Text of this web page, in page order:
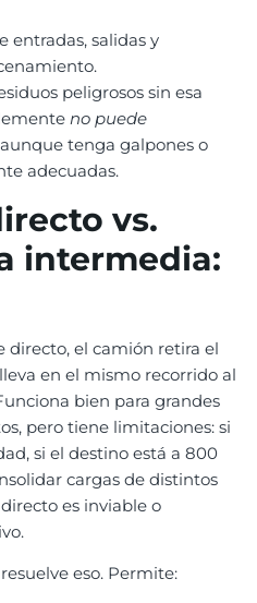
entradas, salidas y
peligrosos sin esa
no puede
tenga galpones o
adecuadas.
vs.
intermedia:
directo, el camión retira el
en el mismo recorrido al
bien para grandes
pero tiene limitaciones: si
si el destino está a 800
cargas de distintos
es inviable o
eso. Permite: